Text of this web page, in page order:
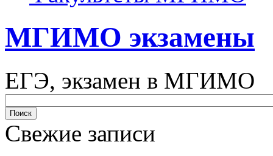
МГИМО экзамены
ЕГЭ, экзамен в МГИМО
Свежие записи